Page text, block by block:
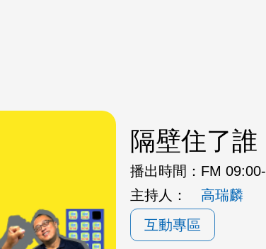
隔壁住了誰
播出時間： FM
主持人：
高瑞麟
互動專區